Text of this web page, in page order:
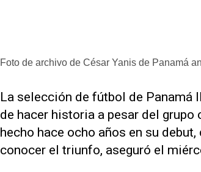
Foto de archivo de César Yanis de Panamá
La ​selección de fútbol de Panamá
de hacer ‌historia a pesar del
hecho hace ocho años en su
conocer el triunfo, aseguró el